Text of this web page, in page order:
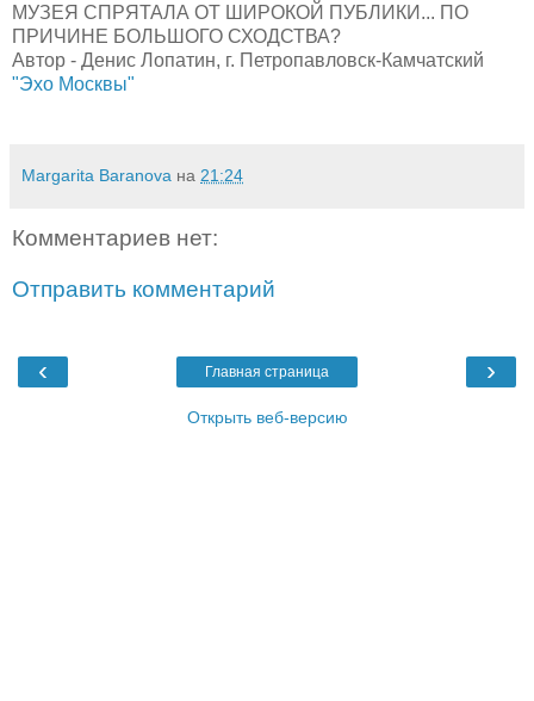
МУЗЕЯ СПРЯТАЛА ОТ ШИРОКОЙ ПУБЛИКИ... ПО
ПРИЧИНЕ БОЛЬШОГО СХОДСТВА?
Автор - Денис Лопатин, г. Петропавловск-Камчатский
"Эхо Москвы"
Margarita Baranova на 21:24
Комментариев нет:
Отправить комментарий
‹ ›
Главная страница
Открыть веб-версию